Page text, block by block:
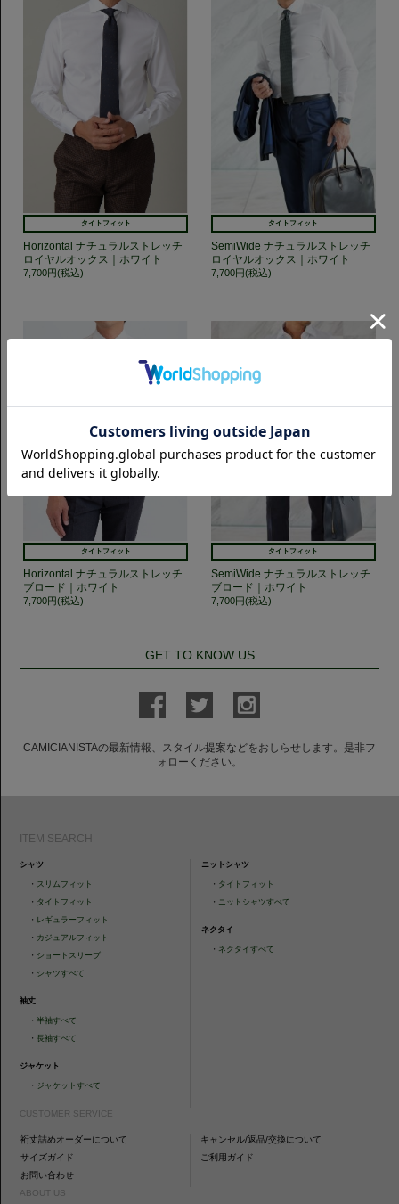
タイトフィット
Horizontal ナチュラルストレッチ
ロイヤルオックス｜ホワイト
7,700円(税込)
タイトフィット
SemiWide ナチュラルストレッチ
ロイヤルオックス｜ホワイト
7,700円(税込)
タイトフィット
Horizontal ナチュラルストレッチ
ブロード｜ホワイト
7,700円(税込)
タイトフィット
SemiWide ナチュラルストレッチ
ブロード｜ホワイト
7,700円(税込)
GET TO KNOW US
CAMICIANISTAの最新情報、スタイル提案などをおしらせします。是非フ
ォローください。
ITEM SEARCH
シャツ
・ スリムフィット
・ タイトフィット
・ レギュラーフィット
・ カジュアルフィット
・ ショートスリーブ
・ シャツすべて
袖丈
・半袖すべて
・長袖すべて
ジャケット
・ ジャケットすべて
ニットシャツ
・ タイトフィット
・ ニットシャツすべて
ネクタイ
・ ネクタイすべて
CUSTOMER SERVICE
裄丈詰めオーダーについて
キャンセル/返品/交換について
サイズガイド
ご利用ガイド
お問い合わせ
ABOUT US